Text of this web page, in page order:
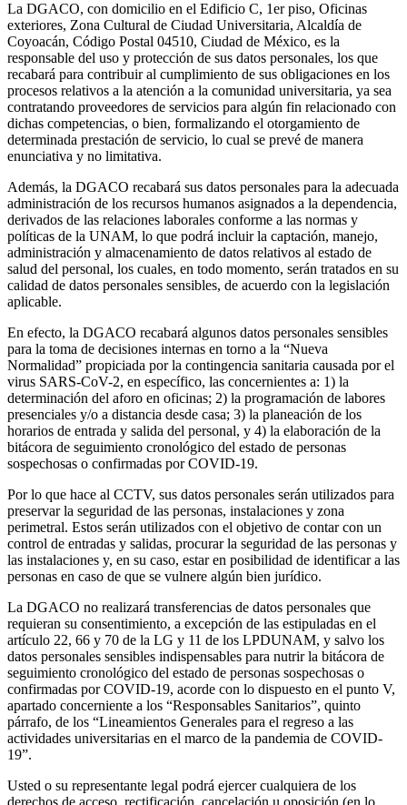
La DGACO, con domicilio en el Edificio C, 1er piso, Oficinas
exteriores, Zona Cultural de Ciudad Universitaria, Alcaldía de
Coyoacán, Código Postal 04510, Ciudad de México, es la
responsable del uso y protección de sus datos personales, los que
recabará para contribuir al cumplimiento de sus obligaciones en los
procesos relativos a la atención a la comunidad universitaria, ya sea
contratando proveedores de servicios para algún fin relacionado con
dichas competencias, o bien, formalizando el otorgamiento de
determinada prestación de servicio, lo cual se prevé de manera
enunciativa y no limitativa.
Además, la DGACO recabará sus datos personales para la adecuada
administración de los recursos humanos asignados a la dependencia,
derivados de las relaciones laborales conforme a las normas y
políticas de la UNAM, lo que podrá incluir la captación, manejo,
administración y almacenamiento de datos relativos al estado de
salud del personal, los cuales, en todo momento, serán tratados en su
calidad de datos personales sensibles, de acuerdo con la legislación
aplicable.
En efecto, la DGACO recabará algunos datos personales sensibles
para la toma de decisiones internas en torno a la “Nueva
Normalidad” propiciada por la contingencia sanitaria causada por el
virus SARS-CoV-2, en específico, las concernientes a: 1) la
determinación del aforo en oficinas; 2) la programación de labores
presenciales y/o a distancia desde casa; 3) la planeación de los
horarios de entrada y salida del personal, y 4) la elaboración de la
bitácora de seguimiento cronológico del estado de personas
sospechosas o confirmadas por COVID-19.
Por lo que hace al CCTV, sus datos personales serán utilizados para
preservar la seguridad de las personas, instalaciones y zona
perimetral. Estos serán utilizados con el objetivo de contar con un
control de entradas y salidas, procurar la seguridad de las personas y
las instalaciones y, en su caso, estar en posibilidad de identificar a las
personas en caso de que se vulnere algún bien jurídico.
La DGACO no realizará transferencias de datos personales que
requieran su consentimiento, a excepción de las estipuladas en el
artículo 22, 66 y 70 de la LG y 11 de los LPDUNAM, y salvo los
datos personales sensibles indispensables para nutrir la bitácora de
seguimiento cronológico del estado de personas sospechosas o
confirmadas por COVID-19, acorde con lo dispuesto en el punto V,
apartado concerniente a los “Responsables Sanitarios”, quinto
párrafo, de los “Lineamientos Generales para el regreso a las
actividades universitarias en el marco de la pandemia de COVID-
19”.
Usted o su representante legal podrá ejercer cualquiera de los